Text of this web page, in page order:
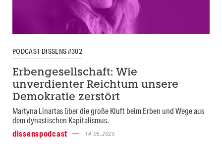
PODCAST DISSENS #302
Erbengesellschaft: Wie
unverdienter Reichtum unsere
Demokratie zerstört
Martyna Linartas über die große Kluft beim Erben und Wege aus
dem dynastischen Kapitalismus.
dissenspodcast
14.05.2025